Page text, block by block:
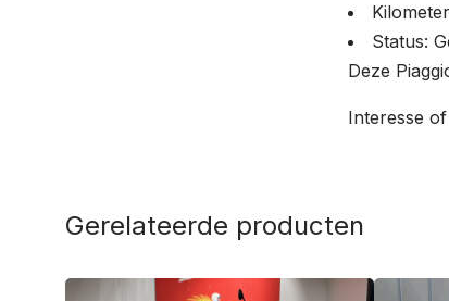
Status:
Deze
Interesse
Gerelateerde producten